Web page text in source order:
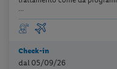
Check-in
dal 05/09/26